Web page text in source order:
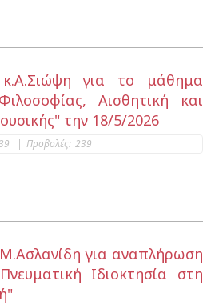
για το μάθημα
Αισθητική και
την 18/5/2026
| Προβολές: 239
για αναπλήρωση
Ιδιοκτησία στη